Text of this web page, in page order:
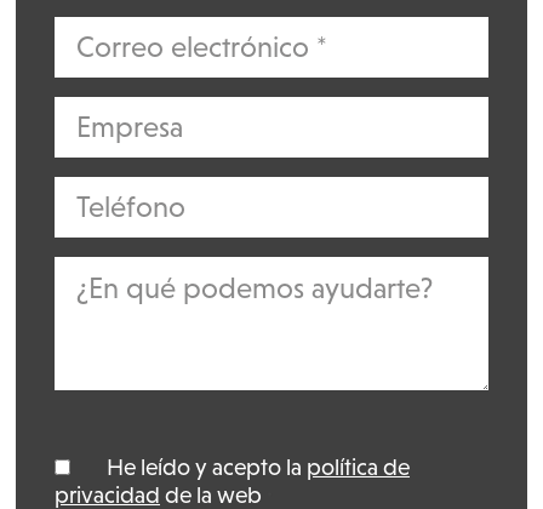
* He leído y acepto la política de
privacidad de la web